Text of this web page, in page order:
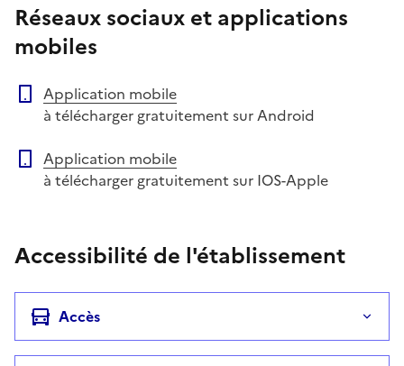
Réseaux sociaux et applications
mobiles
Application mobile
à télécharger gratuitement sur Android
Application mobile
à télécharger gratuitement sur IOS-Apple
Accessibilité de l'établissement
Accès